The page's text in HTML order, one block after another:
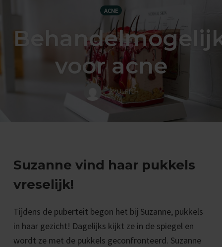
ACNE
voor acne
BYULRICH
Suzanne vind haar pukkels
vreselijk!
Tijdens de puberteit begon het bij Suzanne, pukkels
in haar gezicht! Dagelijks kijkt ze in de spiegel en
wordt ze met de pukkels geconfronteerd. Suzanne